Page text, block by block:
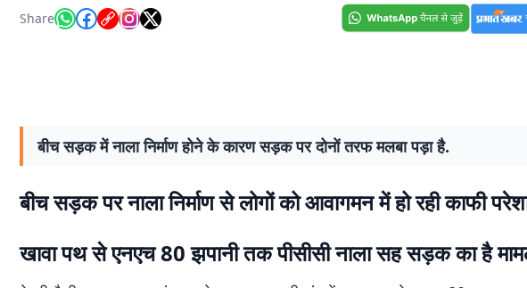
Share
बीच सड़क में नाला निर्माण होने के कारण सड़क पर दोनों तरफ मलबा पड़ा है.
बीच सड़क पर नाला निर्माण से लोगों को आवागमन में हो रही काफी
खावा पथ से एनएच 80 झपानी तक पीसीसी नाला सह सड़क का है